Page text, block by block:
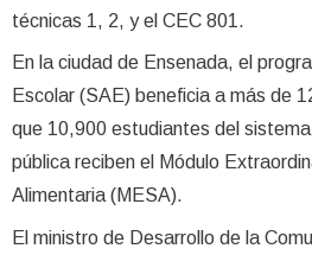
técnicas 1, 2, y el CEC 801.
En la ciudad de Ensenada, el
Escolar (SAE) beneficia a más de
que 10,900 estudiantes del
pública reciben el Módulo
Alimentaria (MESA).
El ministro de Desarrollo de la